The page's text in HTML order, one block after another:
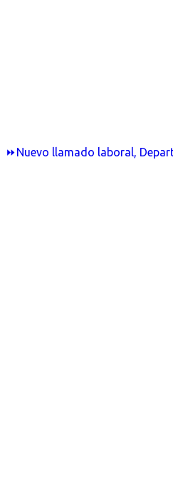
⏩Nuevo llamado laboral,